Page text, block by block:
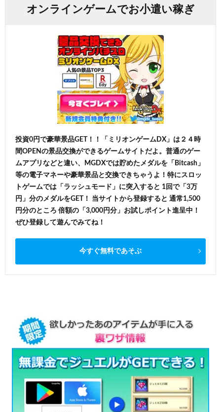
オンラインゲームでお小遣い稼ぎ
投資0円で豪華景品GET！！「ミリオンゲームDX」は２４時
間OPENの景品交換ができるゲームサイトだよ。普通のゲー
ムアプリなどと違い、MGDXでは貯めたメダルを「Bitcash」
等の電子マネーや豪華景品と交換できちゃうよ！特にスロッ
トゲームでは「ラッシュモード」に突入すると 1回で「3万
円」分のメダルをGET！ 当サイトから登録すると 通常1,500
円分のところ 倍額の「3,000円分」お試しポイント進呈中！
ぜひ登録して遊んでみてね！
今すぐ無料であそぶ